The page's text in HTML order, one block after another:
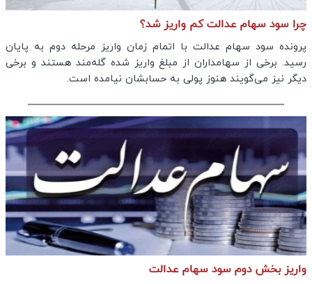
چرا سود سهام عدالت کم واریز شد؟
پرونده سود سهام عدالت با اتمام زمان واریز مرحله دوم به پایان
رسید. برخی از سهامداران از مبلغ واریز شده گله‌مند هستند و برخی
دیگر نیز می‌گویند هنوز پولی به حسابشان نیامده است.
واریز بخش دوم سود سهام عدالت